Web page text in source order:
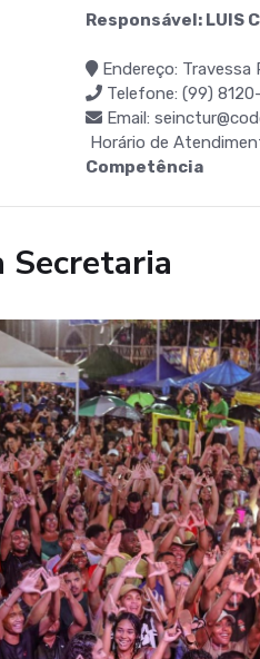
Responsável: LUIS
Endereço: Travessa
Telefone: (99)
Email:
Horário de
Competência
Secretaria